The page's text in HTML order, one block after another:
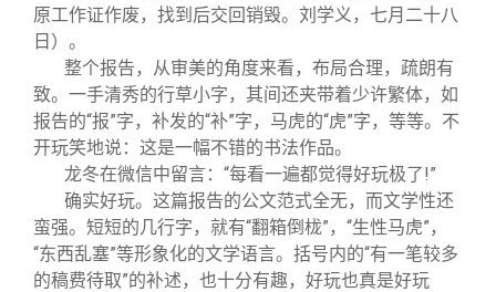
实用信息
总会章程
理事会名单
制度法规
联系我们
原工作证作废，找到后交回销毁。刘学义，七月二十八
日）。
整个报告，从审美的角度来看，布局合理，疏朗有
致。一手清秀的行草小字，其间还夹带着少许繁体，如
报告的“报”字，补发的“补”字，马虎的“虎”字，等等。不
开玩笑地说：这是一幅不错的书法作品。
龙冬在微信中留言：“每看一遍都觉得好玩极了!”
确实好玩。这篇报告的公文范式全无，而文学性还
蛮强。短短的几行字，就有“翻箱倒栊”，“生性马虎”，
“东西乱塞”等形象化的文学语言。括号内的“有一笔较多
的稿费待取”的补述，也十分有趣，好玩也真是好玩